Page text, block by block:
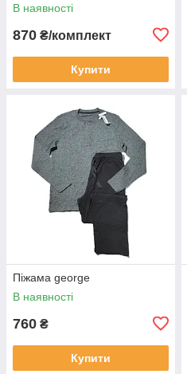
В наявності
870 ₴/комплект
Купити
Піжама george
В наявності
760 ₴
Купити